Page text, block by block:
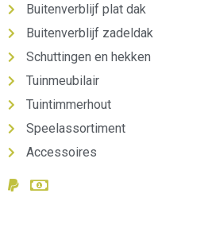
Buitenverblijf plat dak
Buitenverblijf zadeldak
Schuttingen en hekken
Tuinmeubilair
Tuintimmerhout
Speelassortiment
Accessoires